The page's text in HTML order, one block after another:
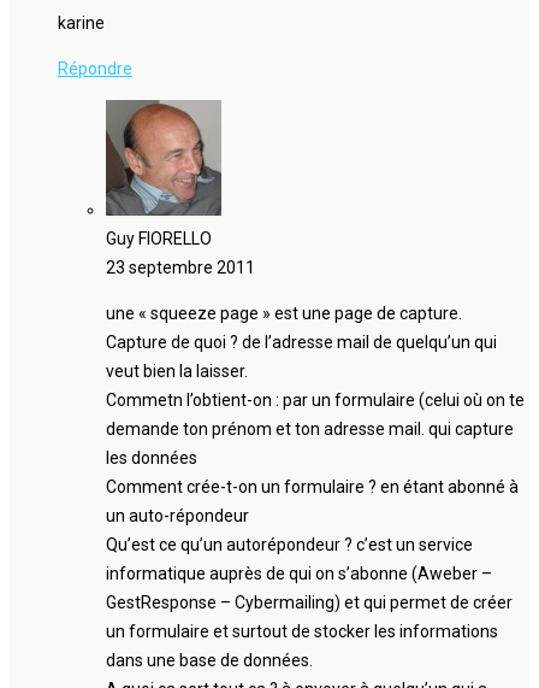
karine
Répondre
Guy FIORELLO
23 septembre 2011
une « squeeze page » est une page de capture.
Capture de quoi ? de l’adresse mail de quelqu’un qui
veut bien la laisser.
Commetn l’obtient-on : par un formulaire (celui où on te
demande ton prénom et ton adresse mail. qui capture
les données
Comment crée-t-on un formulaire ? en étant abonné à
un auto-répondeur
Qu’est ce qu’un autorépondeur ? c’est un service
informatique auprès de qui on s’abonne (Aweber –
GestResponse – Cybermailing) et qui permet de créer
un formulaire et surtout de stocker les informations
dans une base de données.